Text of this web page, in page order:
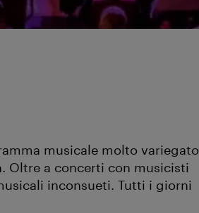
musicale molto variegato
Oltre a concerti con musicisti
inconsueti. Tutti i giorni